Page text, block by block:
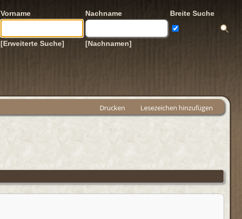
Vorname Nachname Breite Suche
[Erweiterte Suche] [Nachnamen]
Drucken Lesezeichen hinzufügen